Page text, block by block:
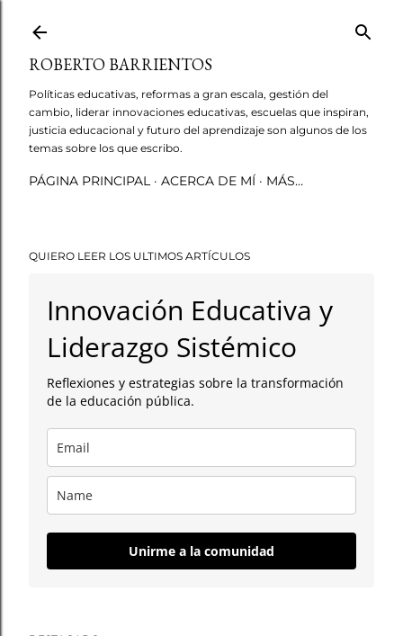
ROBERTO BARRIENTOS
Políticas educativas, reformas a gran escala, gestión del
cambio, liderar innovaciones educativas, escuelas que inspiran,
justicia educacional y futuro del aprendizaje son algunos de los
temas sobre los que escribo.
PÁGINA PRINCIPAL ACERCA DE MÍ MÁS…
QUIERO LEER LOS ULTIMOS ARTÍCULOS
Innovación Educativa y
Liderazgo Sistémico
Reflexiones y estrategias sobre la transformación
de la educación pública.
Unirme a la comunidad